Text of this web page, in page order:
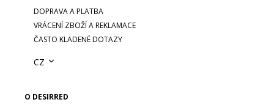
DOPRAVA A PLATBA
VRÁCENÍ ZBOŽÍ A REKLAMACE
ČASTO KLADENÉ DOTAZY
CZ
O DESIRRED